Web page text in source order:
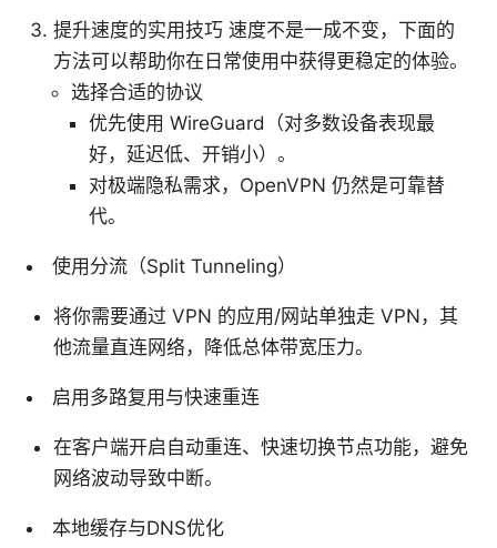
提升速度的实用技巧 速度不是一成不变，下面的
方法可以帮助你在日常使用中获得更稳定的体验。
选择合适的协议
优先使用 WireGuard（对多数设备表现最
好，延迟低、开销小）。
对极端隐私需求，OpenVPN 仍然是可靠替
代。
使用分流（Split Tunneling）
将你需要通过 VPN 的应用/网站单独走 VPN，其
他流量直连网络，降低总体带宽压力。
启用多路复用与快速重连
在客户端开启自动重连、快速切换节点功能，避免
网络波动导致中断。
本地缓存与DNS优化